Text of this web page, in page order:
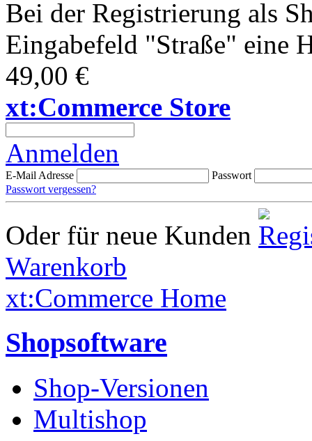
Bei der Registrierung als
Eingabefeld "Straße" eine
49,00 €
xt:Commerce Store
Anmelden
E-Mail Adresse
Passwort
Passwort vergessen?
Oder für neue Kunden
Warenkorb
xt:Commerce Home
Shopsoftware
Shop-Versionen
Multishop